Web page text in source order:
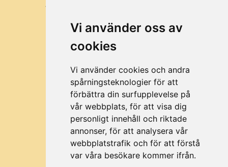
Vi använder oss av
cookies
Vi använder cookies och andra
spårningsteknologier för att
förbättra din surfupplevelse på
vår webbplats, för att visa dig
personligt innehåll och riktade
annonser, för att analysera vår
webbplatstrafik och för att förstå
var våra besökare kommer ifrån.
©2026 All rights reserved Fruktpress.se
4.6/5
VÅRA MISSION OCH VÄRDEN
KUNDER
BRA ATT VETA
OM MUSTTILLVERKING